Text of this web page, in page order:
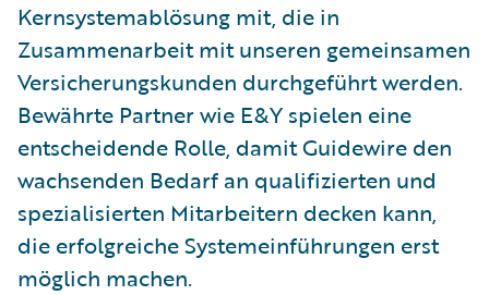
Kernsystemablösung mit, die in
Zusammenarbeit mit unseren gemeinsamen
Versicherungskunden durchgeführt werden.
Bewährte Partner wie E&Y spielen eine
entscheidende Rolle, damit Guidewire den
wachsenden Bedarf an qualifizierten und
spezialisierten Mitarbeitern decken kann,
die erfolgreiche Systemeinführungen erst
möglich machen.